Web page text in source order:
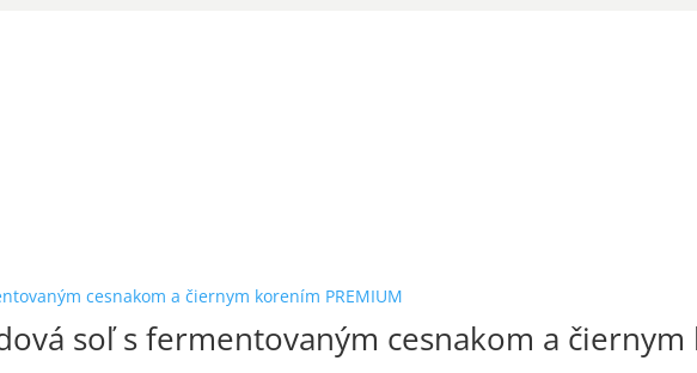
soľ s fermentovaným cesnakom a